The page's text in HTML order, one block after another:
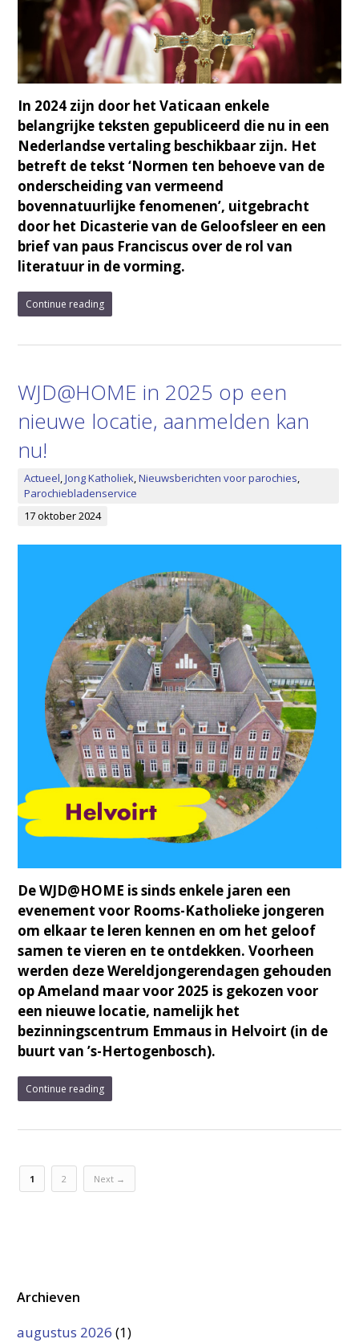
In 2024 zijn door het Vaticaan enkele
belangrijke teksten gepubliceerd die nu in een
Nederlandse vertaling beschikbaar zijn. Het
betreft de tekst ‘Normen ten behoeve van de
onderscheiding van vermeend
bovennatuurlijke fenomenen’, uitgebracht
door het Dicasterie van de Geloofsleer en een
brief van paus Franciscus over de rol van
literatuur in de vorming.
Continue reading
WJD@HOME in 2025 op een
nieuwe locatie, aanmelden kan
nu!
Actueel,Jong Katholiek,Nieuwsberichten voor parochies,
Parochiebladenservice
17 oktober 2024
De WJD@HOME is sinds enkele jaren een
evenement voor Rooms-Katholieke jongeren
om elkaar te leren kennen en om het geloof
samen te vieren en te ontdekken. Voorheen
werden deze Wereldjongerendagen gehouden
op Ameland maar voor 2025 is gekozen voor
een nieuwe locatie, namelijk het
bezinningscentrum Emmaus in Helvoirt (in de
buurt van ’s-Hertogenbosch).
Continue reading
1 2 Next →
Archieven
augustus 2026 (1)